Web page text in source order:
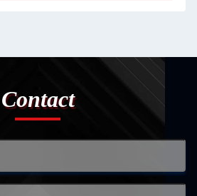
Contact